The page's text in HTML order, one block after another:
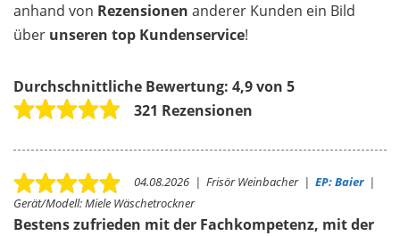
anhand von Rezensionen anderer Kunden ein Bild
über unseren top Kundenservice!
Durchschnittliche Bewertung: 4,9 von 5
321 Rezensionen
04.08.2026 | Frisör Weinbacher| EP: Baier|
Gerät/Modell:Miele Wäschetrockner
Bestens zufrieden mit der Fachkompetenz, mit der